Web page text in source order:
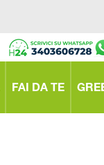
FAI DA TE